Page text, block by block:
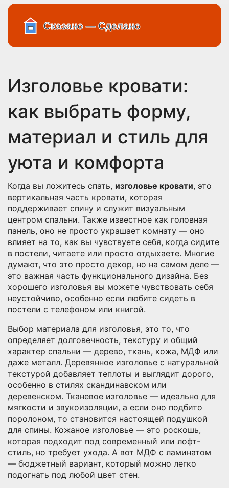
Изголовье кровати:
как выбрать форму,
материал и стиль для
уюта и комфорта
Когда вы ложитесь спать, изголовье кровати, это
вертикальная часть кровати, которая
поддерживает спину и служит визуальным
центром спальни. Также известное как головная
панель, оно не просто украшает комнату — оно
влияет на то, как вы чувствуете себя, когда сидите
в постели, читаете или просто отдыхаете. Многие
думают, что это просто декор, но на самом деле —
это важная часть функционального дизайна. Без
хорошего изголовья вы можете чувствовать себя
неустойчиво, особенно если любите сидеть в
постели с телефоном или книгой.
Выбор материала для изголовья, это то, что
определяет долговечность, текстуру и общий
характер спальни — дерево, ткань, кожа, МДФ или
даже металл. Деревянное изголовье с натуральной
текстурой добавляет теплоты и выглядит дорого,
особенно в стилях скандинавском или
деревенском. Тканевое изголовье — идеально для
мягкости и звукоизоляции, а если оно подбито
поролоном, то становится настоящей подушкой
для спины. Кожаное изголовье — это роскошь,
которая подходит под современный или лофт-
стиль, но требует ухода. А вот МДФ с ламинатом
— бюджетный вариант, который можно легко
подогнать под любой цвет стен.